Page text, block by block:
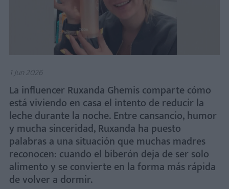
1 Jun 2026
La influencer Ruxanda Ghemis comparte cómo
está viviendo en casa el intento de reducir la
leche durante la noche. Entre cansancio, humor
y mucha sinceridad, Ruxanda ha puesto
palabras a una situación que muchas madres
reconocen: cuando el biberón deja de ser solo
alimento y se convierte en la forma más rápida
de volver a dormir.